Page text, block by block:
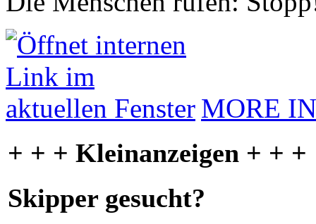
MORE
+ + + Kleinanzeigen + + +
Skipper gesucht?